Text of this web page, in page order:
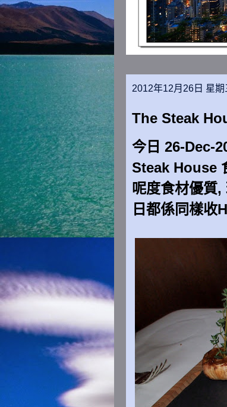
2012年12月26日 星期
The Steak
今日 26-Dec-
Steak House
呢度食材優質
日都係同樣收